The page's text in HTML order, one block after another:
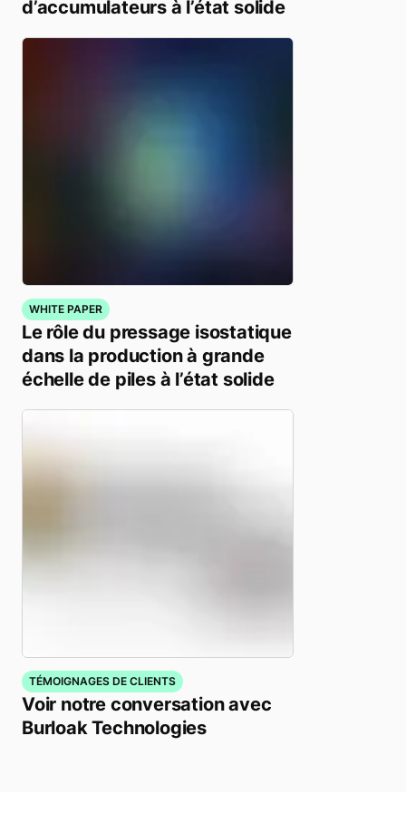
d’accumulateurs à l’état solide
WHITE PAPER
Le rôle du pressage isostatique
dans la production à grande
échelle de piles à l’état solide
TÉMOIGNAGES DE CLIENTS
Voir notre conversation avec
Burloak Technologies